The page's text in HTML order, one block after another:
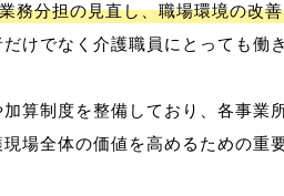
務分担の見直し、職場環境の改
けでなく介護職員にとっても働
算制度を整備しており、各事業
場全体の価値を高めるための重